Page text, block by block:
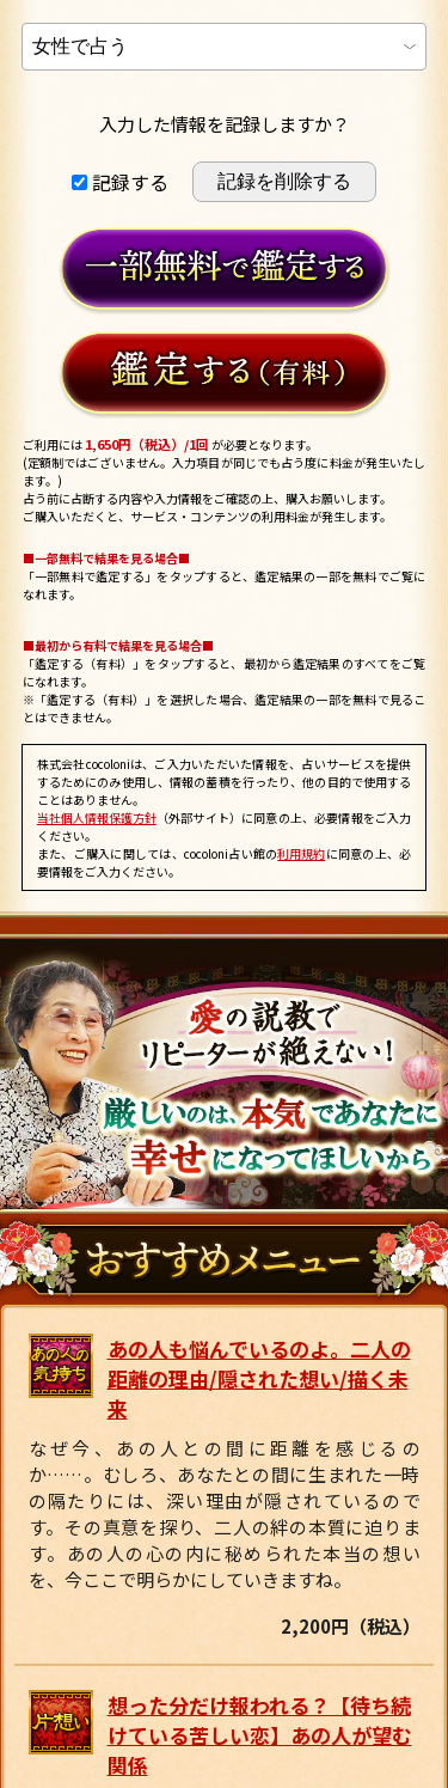
入力した情報を記録しますか？
記録する
ご利用には 1,650円（税込）/1回 が必要となります。
(定額制ではございません。入力項目が同じでも占う度に料金が発生いたし
ます。)
占う前に占断する内容や入力情報をご確認の上、購入お願いします。
ご購入いただくと、サービス・コンテンツの利用料金が発生します。
■一部無料で結果を見る場合■
「一部無料で鑑定する」を タップすると、鑑定結果の一部を無料でご覧に
なれます。
■最初から有料で結果を見る場合■
「鑑定する（有料）」を タップすると、最初から鑑定結果のすべてをご覧
になれます。
※「鑑定する（有料）」を選択した場合、鑑定結果の一部を無料で見るこ
とはできません。
株式会社cocoloniは、ご入力いただいた情報を、占いサービスを提供
するためにのみ使用し、情報の蓄積を行ったり、他の目的で使用する
ことはありません。
当社個人情報保護方針（外部サイト）に同意の上、必要情報をご入力
ください。
また、ご購入に関しては、cocoloni占い館の利用規約に同意の上、必
要情報をご入力ください。
あの人も悩んでいるのよ。二人の
距離の理由/隠された想い/描く未
来
なぜ今、あの人との間に距離を感じるの
か……。むしろ、あなたとの間に生まれた一時
の隔たりには、深い理由が隠されているので
す。その真意を探り、二人の絆の本質に迫りま
す。あの人の心の内に秘められた本当の想い
を、今ここで明らかにしていきますね。
2,200円（税込）
想った分だけ報われる？【待ち続
けている苦しい恋】あの人が望む
関係